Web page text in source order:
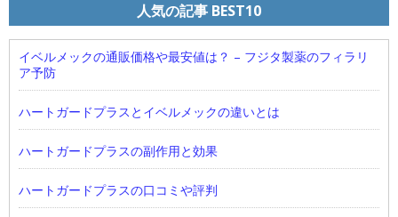
人気の記事 BEST10
イベルメックの通販価格や最安値は？ – フジタ製薬のフィラリ
ア予防
ハートガードプラスとイベルメックの違いとは
ハートガードプラスの副作用と効果
ハートガードプラスの口コミや評判